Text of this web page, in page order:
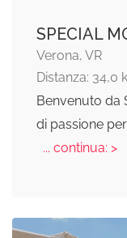
SPECIAL
Verona, VR
Distanza: 34,0
Benvenuto da
di passione
... continua: >